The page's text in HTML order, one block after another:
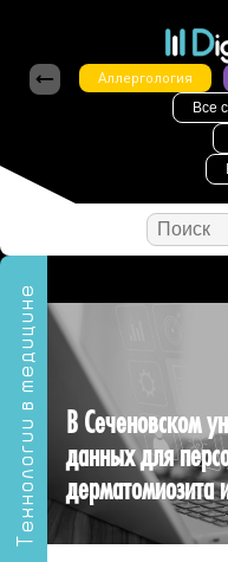
Аллергология
Все
Технологии в медицине
В Сеченовском
данных для
дерматомиозита